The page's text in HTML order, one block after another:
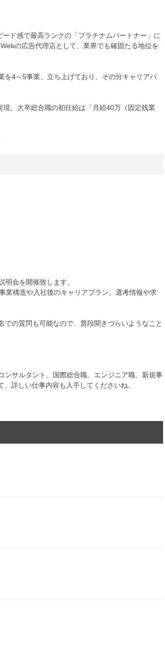
ド感で最高ランクの「プラチナムパートナー」に
の広告代理店として、業界でも確固たる地位を
を4～5事業、立ち上げており、その分キャリアパ
。大卒総合職の初任給は「月給40万（固定残業
会を開催致します。
業構造や入社後のキャリアプラン、選考情報や求
の質問も可能なので、普段聞きづらいようなこと
サルタント、国際総合職、エンジニア職、新規事
詳しい仕事内容も入手してくださいね。